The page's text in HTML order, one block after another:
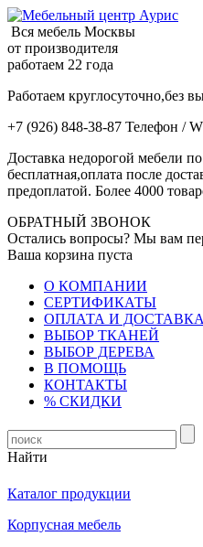
Вся мебель Москвы
от производителя
работаем 22 года
Работаем круглосуточно,без
+7 (926) 848-38-87 Телефон /
Доставка недорогой мебели
бесплатная,оплата после
предоплатой. Более 4000
ОБРАТНЫЙ ЗВОНОК
Остались вопросы? Мы вам
Ваша корзина пуста
О КОМПАНИИ
СЕРТИФИКАТЫ
ОПЛАТА И ДОСТАВКА
ВЫБОР ТКАНЕЙ
ВЫБОР ДЕРЕВА
В ПОМОЩЬ
КОНТАКТЫ
% СКИДКИ
Найти
Каталог продукции
Корпусная мебель